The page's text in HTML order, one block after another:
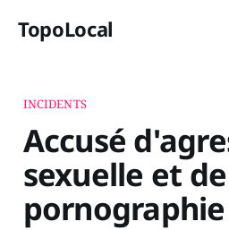
TopoLocal
INCIDENTS
Accusé
sexuelle et de